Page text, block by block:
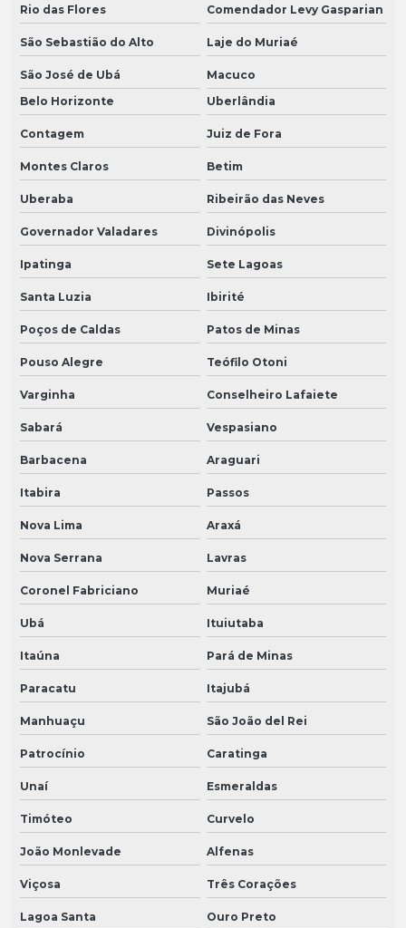
Rio das Flores Comendador Levy Gasparian
São Sebastião do Alto Laje do Muriaé
São José de Ubá
Macuco
Belo Horizonte
Uberlândia
Contagem Juiz de Fora
Montes Claros Betim
Uberaba Ribeirão das Neves
Governador Valadares Divinópolis
Ipatinga Sete Lagoas
Santa Luzia Ibirité
Poços de Caldas Patos de Minas
Pouso Alegre Teófilo Otoni
Varginha Conselheiro Lafaiete
Sabará Vespasiano
Barbacena Araguari
Itabira Passos
Nova Lima Araxá
Nova Serrana Lavras
Coronel Fabriciano Muriaé
Ubá Ituiutaba
Itaúna Pará de Minas
Paracatu Itajubá
Manhuaçu São João del Rei
Patrocínio Caratinga
Unaí Esmeraldas
Timóteo Curvelo
João Monlevade Alfenas
Viçosa Três Corações
Lagoa Santa Ouro Preto